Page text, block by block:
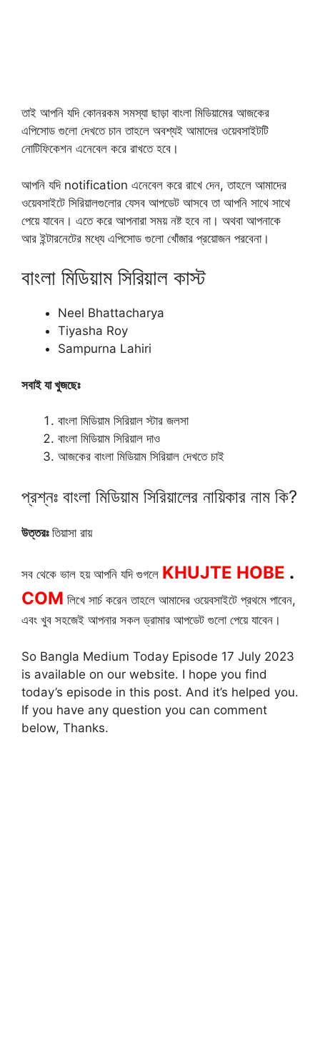
তাই আপনি যদি কোনরকম সমস্যা ছাড়া বাংলা মিডিয়ামের আজকের
এপিসোড গুলো দেখতে চান তাহলে অবশ্যই আমাদের ওয়েবসাইটটি
নোটিফিকেশন এনেবেল করে রাখতে হবে।
আপনি যদি notification এনেবেল করে রাখে দেন, তাহলে আমাদের
ওয়েবসাইটে সিরিয়ালগুলোর যেসব আপডেট আসবে তা আপনি সাথে সাথে
পেয়ে যাবেন। এতে করে আপনারা সময় নষ্ট হবে না। অথবা আপনাকে
আর ইন্টারনেটের মধ্যে এপিসোড গুলো খোঁজার প্রয়োজন পরবেনা।
বাংলা মিডিয়াম সিরিয়াল কাস্ট
Neel Bhattacharya
Tiyasha Roy
Sampurna Lahiri
সবাই যা খুজছেঃ
বাংলা মিডিয়াম সিরিয়াল স্টার জলসা
বাংলা মিডিয়াম সিরিয়াল দাও
আজকের বাংলা মিডিয়াম সিরিয়াল দেখতে চাই
প্রশ্নঃ বাংলা মিডিয়াম সিরিয়ালের নায়িকার নাম কি?
উত্তরঃতিয়াসা রায়
সব থেকে ভাল হয় আপনি যদি গুগলে KHUJTE HOBE .
COM লিখে সার্চ করেন তাহলে আমাদের ওয়েবসাইটে প্রথমে পাবেন,
এবং খুব সহজেই আপনার সকল ড্রামার আপডেট গুলো পেয়ে যাবেন।
So Bangla Medium Today Episode 17 July 2023
is available on our website. I hope you find
today’s episode in this post. And it’s helped you.
If you have any question you can comment
below, Thanks.